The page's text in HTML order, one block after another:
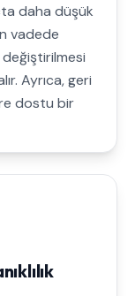
daha düşük
vadede
değiştirilmesi
Ayrıca, geri
dostu bir